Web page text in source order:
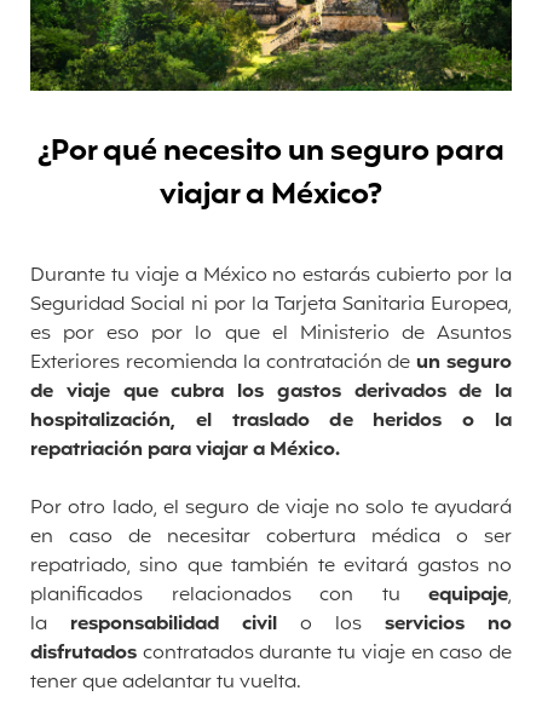
¿Por qué necesito un seguro para
viajar a México?
Durante tu viaje a México no estarás cubierto por la
Seguridad Social ni por la Tarjeta Sanitaria Europea,
es por eso por lo que el Ministerio de Asuntos
Exteriores recomienda la contratación de un seguro
de viaje que cubra los gastos derivados de la
hospitalización, el traslado de heridos o la
repatriación para viajar a México.
Por otro lado, el seguro de viaje no solo te ayudará
en caso de necesitar cobertura médica o ser
repatriado, sino que también te evitará gastos no
planificados relacionados con tu equipaje,
la responsabilidad civil o los servicios no
disfrutados contratados durante tu viaje en caso de
tener que adelantar tu vuelta.